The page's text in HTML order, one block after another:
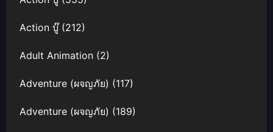
Action บู๊(212)
Adult Animation (2)
Adventure (ผจญภัย) (117)
Adventure (ผจญภัย) (189)